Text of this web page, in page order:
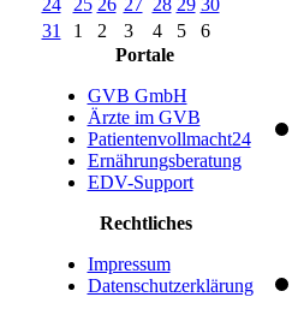
24
25 26 27 28 29 30
31
1 2 3 4 5
6
Portale
GVB GmbH
Ärzte im GVB
Patientenvollmacht24
Ernährungsberatung
EDV-Support
Rechtliches
Impressum
Datenschutzerklärung